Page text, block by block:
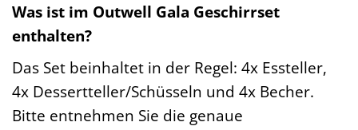
Was ist im Outwell Gala Geschirrset
enthalten?
Das Set beinhaltet in der Regel: 4x Essteller,
4x Dessertteller/Schüsseln und 4x Becher.
Bitte entnehmen Sie die genaue